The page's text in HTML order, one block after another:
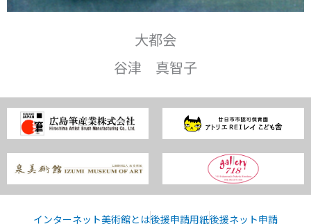
大都会
谷津 真智子
インターネット美術館とは後援申請用紙後援ネット申請